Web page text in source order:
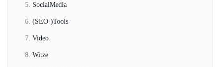
SocialMedia
(SEO-)Tools
Video
Witze